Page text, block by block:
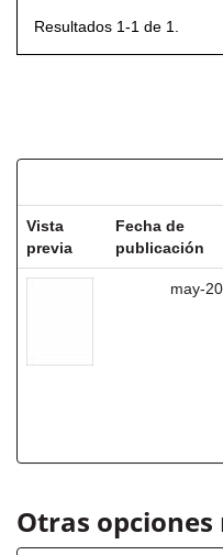
Resultados 1-1 de 1.
Vista
previa
Fecha de
publicación
may-
Otras